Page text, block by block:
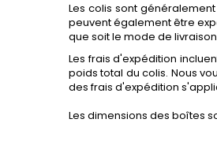
Les colis sont
peuvent également être
que soit le mode de
Les frais d'expédition
poids total du colis. Nous
des frais d'expédition
Les dimensions des boîtes